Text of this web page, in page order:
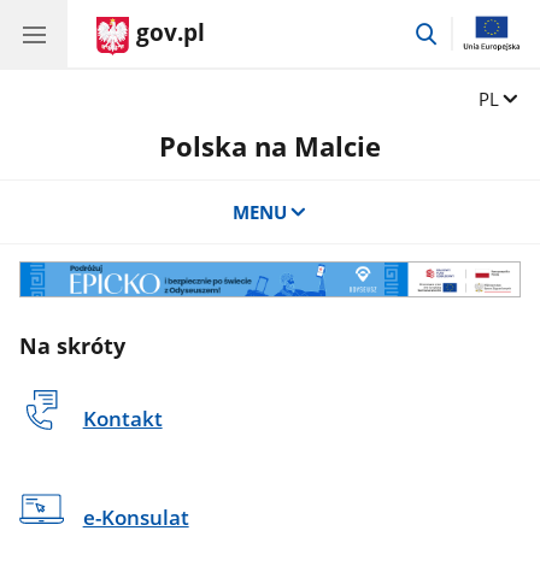
gov.pl
przejdź
Zmień
PL
Polska na Malcie
MENU
ODYSEUSZ
Na skróty
Kontakt
e-Konsulat